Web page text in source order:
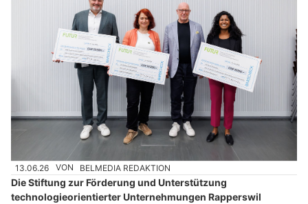
13.06.26 VON BELMEDIA REDAKTION
Die Stiftung zur Förderung und Unterstützung
technologieorientierter Unternehmungen Rapperswil